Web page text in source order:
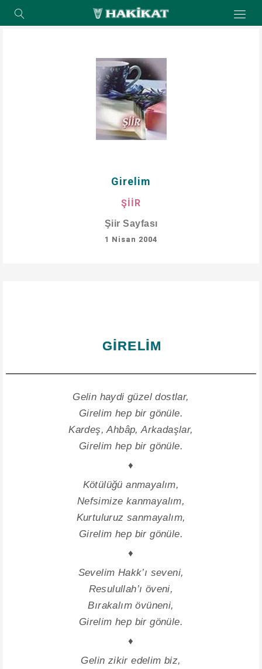
Girelim
ŞİİR
Şiir Sayfası
1 Nisan 2004
GİRELİM
Gelin haydi güzel dostlar,
Girelim hep bir gönüle.
Kardeş, Ahbâp, Arkadaşlar,
Girelim hep bir gönüle.
♦
Kötülüğü anmayalım,
Nefsimize kanmayalım,
Kurtuluruz sanmayalım,
Girelim hep bir gönüle.
♦
Sevelim Hakk’ı seveni,
Resulullah’ı öveni,
Bırakalım övüneni,
Girelim hep bir gönüle.
♦
Gelin zikir edelim biz,